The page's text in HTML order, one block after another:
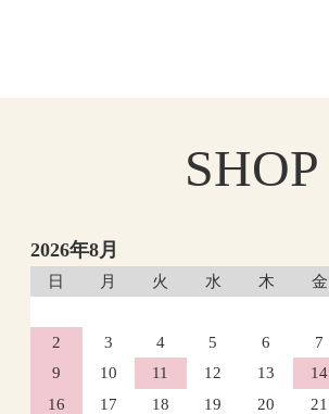
SHOP
2026年8月
日 月 火 水 木 金
2
3 4 5 6 7
9
10 11 12 13 14
16
17 18 19 20 21